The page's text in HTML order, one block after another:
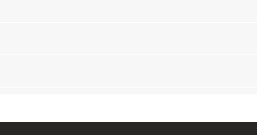
من الأنسجة الدهنية في مناطق مختلفة مثل المعدة